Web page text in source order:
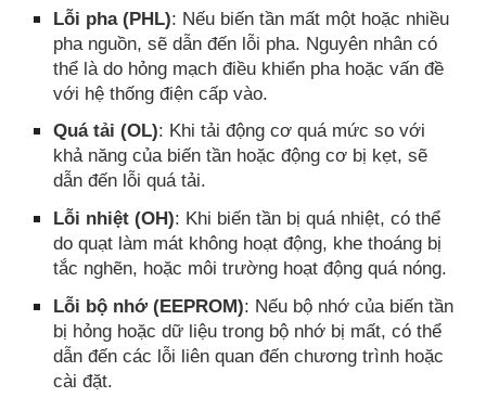
Lỗi pha (PHL): Nếu biến tần mất một hoặc nhiều
pha nguồn, sẽ dẫn đến lỗi pha. Nguyên nhân có
thể là do hỏng mạch điều khiển pha hoặc vấn đề
với hệ thống điện cấp vào.
Quá tải (OL): Khi tải động cơ quá mức so với
khả năng của biến tần hoặc động cơ bị kẹt, sẽ
dẫn đến lỗi quá tải.
Lỗi nhiệt (OH): Khi biến tần bị quá nhiệt, có thể
do quạt làm mát không hoạt động, khe thoáng bị
tắc nghẽn, hoặc môi trường hoạt động quá nóng.
Lỗi bộ nhớ (EEPROM): Nếu bộ nhớ của biến tần
bị hỏng hoặc dữ liệu trong bộ nhớ bị mất, có thể
dẫn đến các lỗi liên quan đến chương trình hoặc
cài đặt.